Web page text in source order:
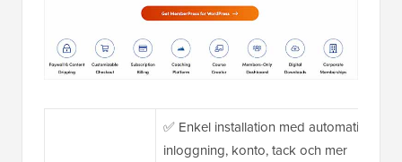
✅ Enkel installation med automatiskt
inloggning, konto, tack och mer